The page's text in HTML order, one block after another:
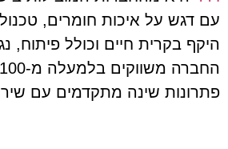
עם דגש על איכות חומרים,
היקף בקרית חיים וכולל
פתרונות שינה מתקדמים עם